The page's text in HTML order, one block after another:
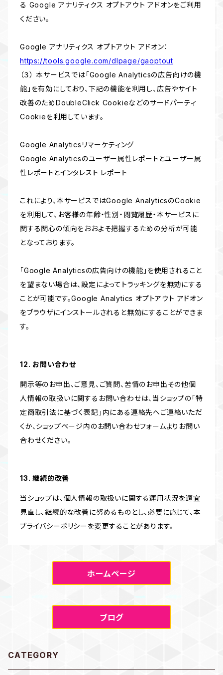
る Google アナリティクス オプトアウト アドオンをご利用
ください。
Google アナリティクス オプトアウト アドオン：
https://tools.google.com/dlpage/gaoptout
（３） 本サービスでは「Google Analyticsの広告向けの機
能」を有効にしており、下記の機能を利用し、広告やサイト
改善のためDoubleClick Cookieなどのサードパーティ
Cookieを利用しています。
Google Analyticsリマーケティング
Google Analyticsのユーザー属性レポートとユーザー属
性レポートとインタレスト レポート
これにより、本サービスではGoogle AnalyticsのCookie
を利用して、お客様の年齢・性別・閲覧履歴・本サービスに
関する関心の傾向をおおよそ把握するための分析が可能
となっております。
「Google Analyticsの広告向けの機能」を使用されること
を望まない場合は、設定によってトラッキングを無効にする
ことが可能です。Google Analytics オプトアウト アドオン
をブラウザにインストールされると無効にすることができま
す。
12. お問い合わせ
開示等のお申出、ご意見、ご質問、苦情のお申出その他個
人情報の取扱いに関するお問い合わせは、当ショップの「特
定商取引法に基づく表記」内にある連絡先へご連絡いただ
くか、ショップページ内のお問い合わせフォームよりお問い
合わせください。
13. 継続的改善
当ショップは、個人情報の取扱いに関する運用状況を適宜
見直し、継続的な改善に努めるものとし、必要に応じて、本
プライバシーポリシーを変更することがあります。
ホームページ
ブログ
CATEGORY